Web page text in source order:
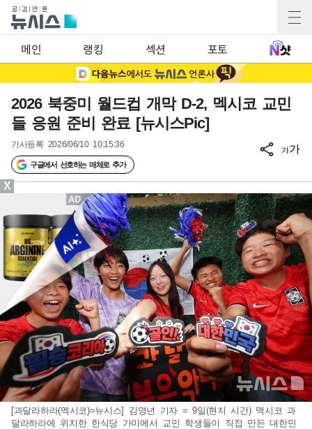
메인 랭킹 섹션 포토
2026 북중미 월드컵 개막 D-2, 멕시코 교민
들 응원 준비 완료 [뉴시스Pic]
기사등록 2026/06/10 10:15:36
구글에서 선호하는 매체로 추가
가가
[과달라하라(멕시코)=뉴시스] 김명년 기자 = 9일(현지 시간) 맥시코 과
달라하라에 위치한 한식당 가미에서 교민 학생들이 직접 만든 대한민
X